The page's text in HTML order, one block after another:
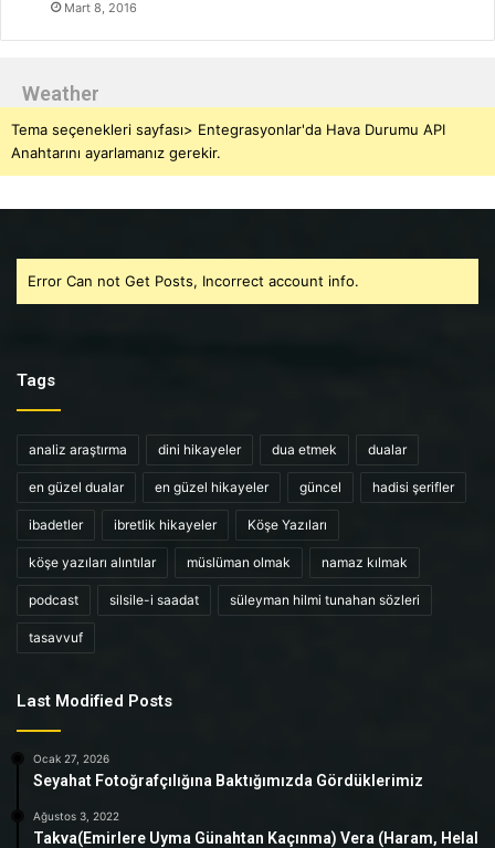
Mart 8, 2016
Weather
Tema seçenekleri sayfası> Entegrasyonlar'da Hava Durumu API
Anahtarını ayarlamanız gerekir.
Error Can not Get Posts, Incorrect account info.
Tags
analiz araştırma dini hikayeler dua etmek dualar
en güzel dualar en güzel hikayeler güncel hadisi şerifler
ibadetler ibretlik hikayeler Köşe Yazıları
köşe yazıları alıntılar müslüman olmak namaz kılmak
podcast silsile-i saadat süleyman hilmi tunahan sözleri
tasavvuf
Last Modified Posts
Ocak 27, 2026
Seyahat Fotoğrafçılığına Baktığımızda Gördüklerimiz
Ağustos 3, 2022
Takva(Emirlere Uyma Günahtan Kaçınma) Vera (Haram, Helal